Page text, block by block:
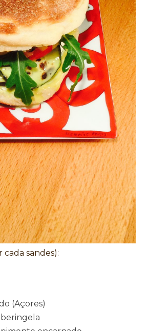
sandes):
(Açores)
beringela